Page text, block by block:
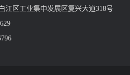
江区工业集中发展区复兴大道318号